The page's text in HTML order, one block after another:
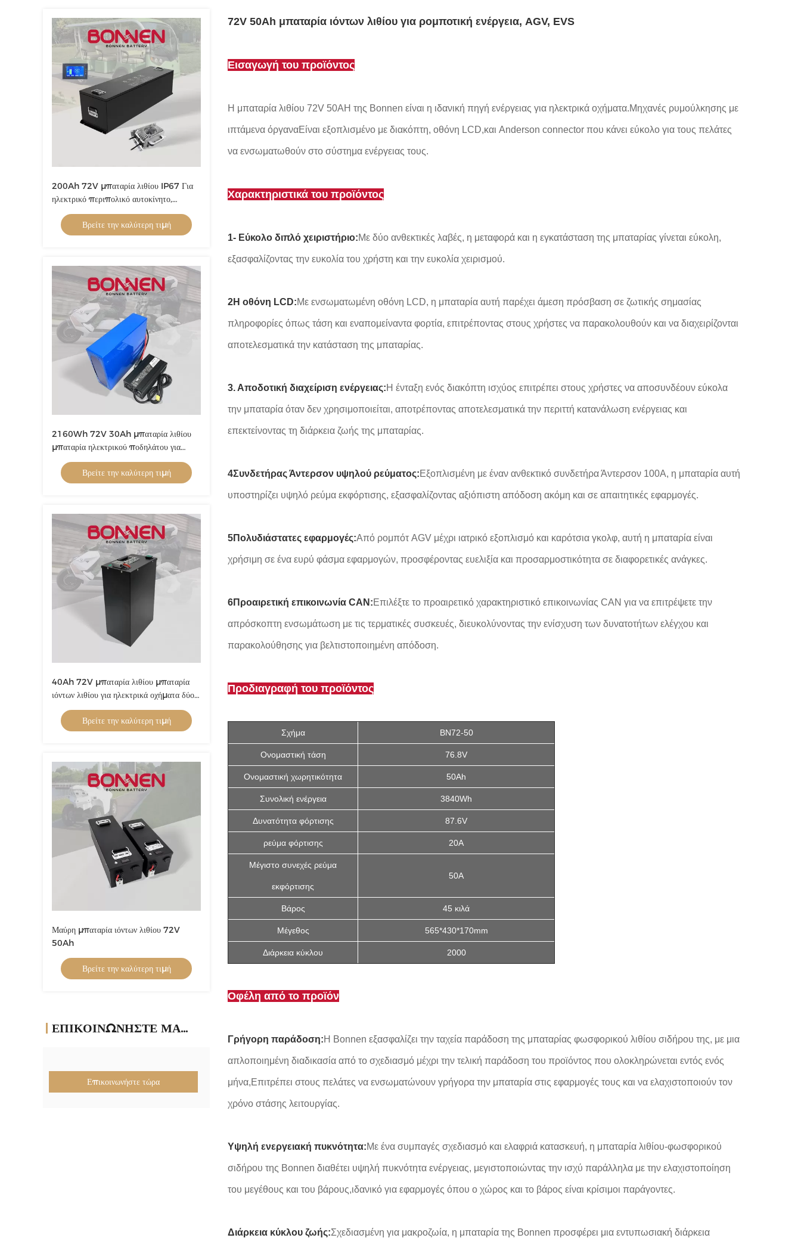
200Ah 72V μπαταρία λιθίου IP67 Για
ηλεκτρικό περιπολικό αυτοκίνητο,
ηλεκτρικό επιβατικό λεωφορείο
Βρείτε την καλύτερη τιμή
2160Wh 72V 30Ah μπαταρία λιθίου
μπαταρία ηλεκτρικού ποδηλάτου για
σκούτερ κιτ κινητήρα
Βρείτε την καλύτερη τιμή
40Ah 72V μπαταρία λιθίου μπαταρία
ιόντων λιθίου για ηλεκτρικά οχήματα δύο ή
τριών τροχών
Βρείτε την καλύτερη τιμή
Μαύρη μπαταρία ιόντων λιθίου 72V
50Ah
Βρείτε την καλύτερη τιμή
ΕΠΙΚΟΙΝΩΝΉΣΤΕ ΜΑΖΊ ΜΑΣ
Επικοινωνήστε τώρα
72V 50Ah μπαταρία ιόντων λιθίου για ρομποτική ενέργεια, AGV, EVS
Εισαγωγή του προϊόντος
Η μπαταρία λιθίου 72V 50AH της Bonnen είναι η ιδανική πηγή ενέργειας για ηλεκτρικά οχήματα.Μηχανές ρυμούλκησης με
ιπτάμενα όργαναΕίναι εξοπλισμένο με διακόπτη, οθόνη LCD,και Anderson connector που κάνει εύκολο για τους πελάτες
να ενσωματωθούν στο σύστημα ενέργειας τους.
Χαρακτηριστικά του προϊόντος
1- Εύκολο διπλό χειριστήριο:Με δύο ανθεκτικές λαβές, η μεταφορά και η εγκατάσταση της μπαταρίας γίνεται εύκολη,
εξασφαλίζοντας την ευκολία του χρήστη και την ευκολία χειρισμού.
2Η οθόνη LCD:Με ενσωματωμένη οθόνη LCD, η μπαταρία αυτή παρέχει άμεση πρόσβαση σε ζωτικής σημασίας
πληροφορίες όπως τάση και εναπομείναντα φορτία, επιτρέποντας στους χρήστες να παρακολουθούν και να διαχειρίζονται
αποτελεσματικά την κατάσταση της μπαταρίας.
3. Αποδοτική διαχείριση ενέργειας:Η ένταξη ενός διακόπτη ισχύος επιτρέπει στους χρήστες να αποσυνδέουν εύκολα
την μπαταρία όταν δεν χρησιμοποιείται, αποτρέποντας αποτελεσματικά την περιττή κατανάλωση ενέργειας και
επεκτείνοντας τη διάρκεια ζωής της μπαταρίας.
4Συνδετήρας Άντερσον υψηλού ρεύματος:Εξοπλισμένη με έναν ανθεκτικό συνδετήρα Άντερσον 100A, η μπαταρία αυτή
υποστηρίζει υψηλό ρεύμα εκφόρτισης, εξασφαλίζοντας αξιόπιστη απόδοση ακόμη και σε απαιτητικές εφαρμογές.
5Πολυδιάστατες εφαρμογές:Από ρομπότ AGV μέχρι ιατρικό εξοπλισμό και καρότσια γκολφ, αυτή η μπαταρία είναι
χρήσιμη σε ένα ευρύ φάσμα εφαρμογών, προσφέροντας ευελιξία και προσαρμοστικότητα σε διαφορετικές ανάγκες.
6Προαιρετική επικοινωνία CAN:Επιλέξτε το προαιρετικό χαρακτηριστικό επικοινωνίας CAN για να επιτρέψετε την
απρόσκοπτη ενσωμάτωση με τις τερματικές συσκευές, διευκολύνοντας την ενίσχυση των δυνατοτήτων ελέγχου και
παρακολούθησης για βελτιστοποιημένη απόδοση.
Προδιαγραφή του προϊόντος
Σχήμα BN72-50
Ονομαστική τάση 76.8V
Ονομαστική χωρητικότητα 50Ah
Συνολική ενέργεια 3840Wh
Δυνατότητα φόρτισης 87.6V
ρεύμα φόρτισης 20Α
Μέγιστο συνεχές ρεύμα
εκφόρτισης
50Α
Βάρος 45 κιλά
Μέγεθος 565*430*170mm
Διάρκεια κύκλου 2000
Οφέλη από το προϊόν
Γρήγορη παράδοση:Η Bonnen εξασφαλίζει την ταχεία παράδοση της μπαταρίας φωσφορικού λιθίου σιδήρου της, με μια
απλοποιημένη διαδικασία από το σχεδιασμό μέχρι την τελική παράδοση του προϊόντος που ολοκληρώνεται εντός ενός
μήνα,Επιτρέπει στους πελάτες να ενσωματώνουν γρήγορα την μπαταρία στις εφαρμογές τους και να ελαχιστοποιούν τον
χρόνο στάσης λειτουργίας.
Υψηλή ενεργειακή πυκνότητα:Με ένα συμπαγές σχεδιασμό και ελαφριά κατασκευή, η μπαταρία λιθίου-φωσφορικού
σιδήρου της Bonnen διαθέτει υψηλή πυκνότητα ενέργειας, μεγιστοποιώντας την ισχύ παράλληλα με την ελαχιστοποίηση
του μεγέθους και του βάρους,ιδανικό για εφαρμογές όπου ο χώρος και το βάρος είναι κρίσιμοι παράγοντες.
Διάρκεια κύκλου ζωής:Σχεδιασμένη για μακροζωία, η μπαταρία της Bonnen προσφέρει μια εντυπωσιακή διάρκεια